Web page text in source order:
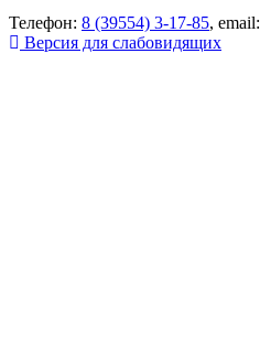
Телефон: 8 (39554) 3-17-85, email:
Версия для слабовидящих